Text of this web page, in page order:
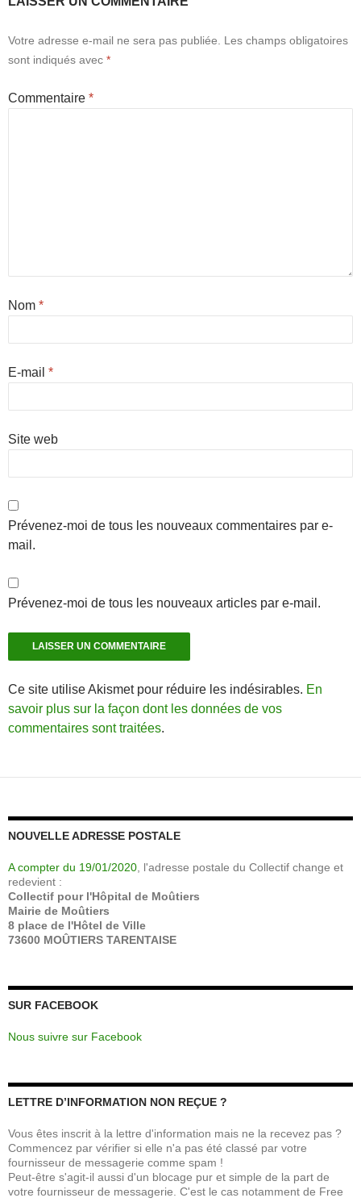
Votre adresse e-mail ne sera pas publiée.
Les champs obligatoires
sont indiqués avec *
Commentaire *
Nom *
E-mail *
Site web
Prévenez-moi de tous les nouveaux commentaires par e-
mail.
Prévenez-moi de tous les nouveaux articles par e-mail.
Ce site utilise Akismet pour réduire les indésirables. En
savoir plus sur la façon dont les données de vos
commentaires sont traitées.
NOUVELLE ADRESSE POSTALE
A compter du 19/01/2020 , l'adresse postale du Collectif change et
redevient :
Collectif pour l'Hôpital de Moûtiers
Mairie de Moûtiers
8 place de l'Hôtel de Ville
73600 MOÛTIERS TARENTAISE
SUR FACEBOOK
Nous suivre sur Facebook
LETTRE D’INFORMATION NON REÇUE ?
Vous êtes inscrit à la lettre d'information mais ne la recevez pas ?
Commencez par vérifier si elle n'a pas été classé par votre
fournisseur de messagerie comme spam !
Peut-être s'agit-il aussi d'un blocage pur et simple de la part de
votre fournisseur de messagerie. C'est le cas notamment de Free